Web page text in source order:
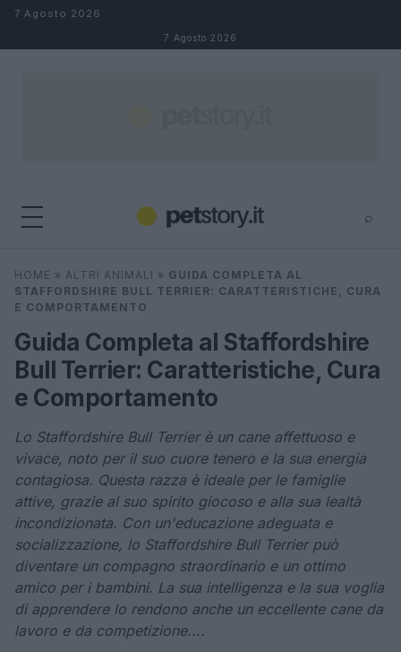
Salta al contenuto
7 Agosto 2026
7 Agosto 2026
⌕
Cerca
HOME » ALTRI ANIMALI » GUIDA COMPLETA AL
STAFFORDSHIRE BULL TERRIER: CARATTERISTICHE, CURA
E COMPORTAMENTO
Guida Completa al Staffordshire
Bull Terrier: Caratteristiche, Cura
e Comportamento
Lo Staffordshire Bull Terrier è un cane affettuoso e
vivace, noto per il suo cuore tenero e la sua energia
contagiosa. Questa razza è ideale per le famiglie
attive, grazie al suo spirito giocoso e alla sua lealtà
incondizionata. Con un'educazione adeguata e
socializzazione, lo Staffordshire Bull Terrier può
diventare un compagno straordinario e un ottimo
amico per i bambini. La sua intelligenza e la sua voglia
di apprendere lo rendono anche un eccellente cane da
lavoro e da competizione....